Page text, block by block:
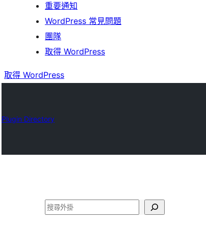
重要通知
WordPress 常見問題
團隊
取得 WordPress
取得 WordPress
Plugin Directory
搜